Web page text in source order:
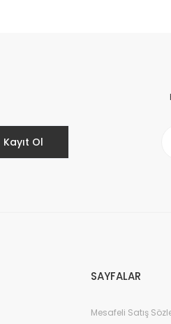
Kayıt Ol
SAYFALAR
Mesafeli Satış